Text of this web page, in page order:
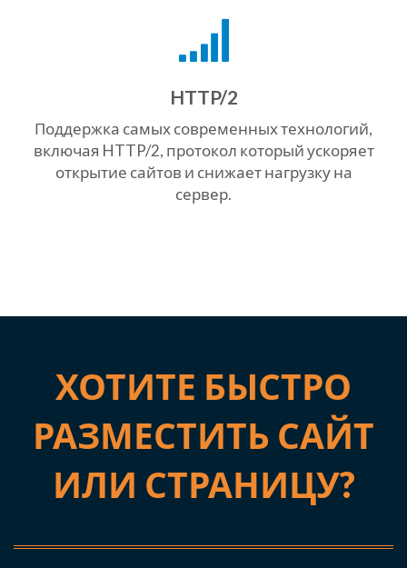
HTTP/2
Поддержка самых современных технологий,
включая HTTP/2, протокол который ускоряет
открытие сайтов и снижает нагрузку на
сервер.
ХОТИТЕ БЫСТРО
РАЗМЕСТИТЬ САЙТ
ИЛИ СТРАНИЦУ?